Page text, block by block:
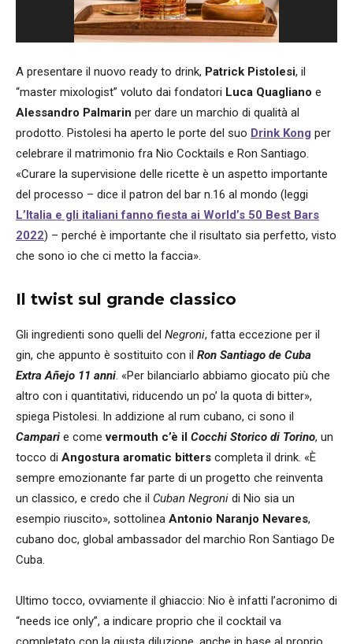
A presentare il nuovo ready to drink, Patrick Pistolesi, il
“master mixologist” voluto dai fondatori Luca Quagliano e
Alessandro Palmarin per dare un marchio di qualità al
prodotto. Pistolesi ha aperto le porte del suo Drink Kong per
celebrare il matrimonio fra Nio Cocktails e Ron Santiago.
«Curare la supervisione delle ricette è un aspetto importante
del processo – dice il patron del bar n.16 al mondo (leggi
L’Italia e gli italiani fanno fiesta ai World’s 50 Best Bars
2022) – perché è importante che il risultato sia perfetto, visto
che sono io che ci metto la faccia».
Il twist sul grande classico
Gli ingredienti sono quelli del Negroni, fatta eccezione per il
gin, che appunto è sostituito con il Ron Santiago de Cuba
Extra Añejo 11 anni. «Per bilanciarlo abbiamo giocato più che
altro con i quantitativi, riducendo un po’ la quota di bitter»,
spiega Pistolesi. In addizione al rum cubano, ci sono il
Campari e comevermouth c’è il Cocchi Storico di Torino, un
tocco di Angostura aromatic bitters completa il drink. «È
sempre emozionante far parte di un progetto che reinventa
un classico, e credo che il Cuban Negroni di Nio sia un
esempio riuscito», sottolinea Antonio Naranjo Nevares,
cubano doc, global ambassador del marchio Ron Santiago De
Cuba.
Ultimo tocco, ovviamente il ghiaccio: Nio è infatti l’acronimo di
“needs ice only”, a indicare proprio che il cocktail va